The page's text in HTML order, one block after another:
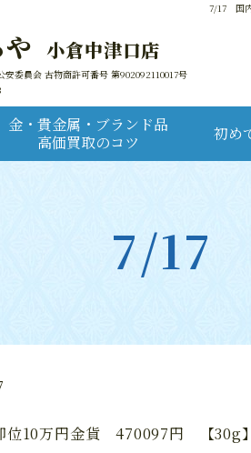
7/17 国
小倉中津口店
委員会 古物商許可番号 第902092110017号
金・貴金属・ブランド品
高価買取のコツ
初め
7/17
位10万円金貨 470097円 【30g】